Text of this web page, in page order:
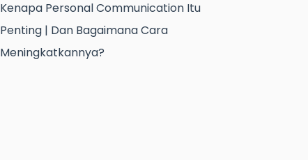
Kenapa Personal Communication Itu
Penting | Dan Bagaimana Cara
Meningkatkannya?